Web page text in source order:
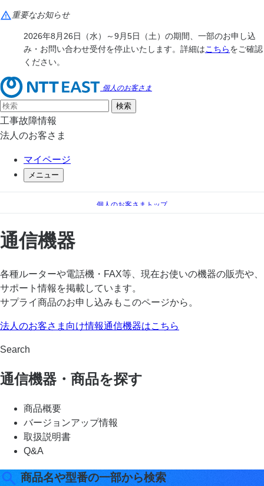
重要なお知らせ
2026年8月26日（水）～9月5日（土）の期間、一部のお申し込
み・お問い合わせ受付を停止いたします。詳細はこちらをご確認
ください。
個人のお客さま
工事故障情報
法人のお客さま
マイページ
メニュー
個人のお客さまトップ
通信機器
通信機器
各種ルーターや電話機・FAX等、現在お使いの機器の販売や、
サポート情報を掲載しています。
サプライ商品のお申し込みもこのページから。
法人のお客さま向け情報通信機器はこちら
Search
通信機器・商品を探す
商品概要
バージョンアップ情報
取扱説明書
Q&A
商品名や型番の一部から検索